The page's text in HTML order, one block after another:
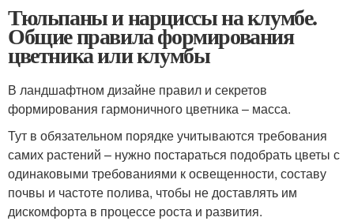
Тюльпаны и нарциссы на клумбе.
Общие правила формирования
цветника или клумбы
В ландшафтном дизайне правил и секретов
формирования гармоничного цветника – масса.
Тут в обязательном порядке учитываются требования
самих растений – нужно постараться подобрать цветы с
одинаковыми требованиями к освещенности, составу
почвы и частоте полива, чтобы не доставлять им
дискомфорта в процессе роста и развития.